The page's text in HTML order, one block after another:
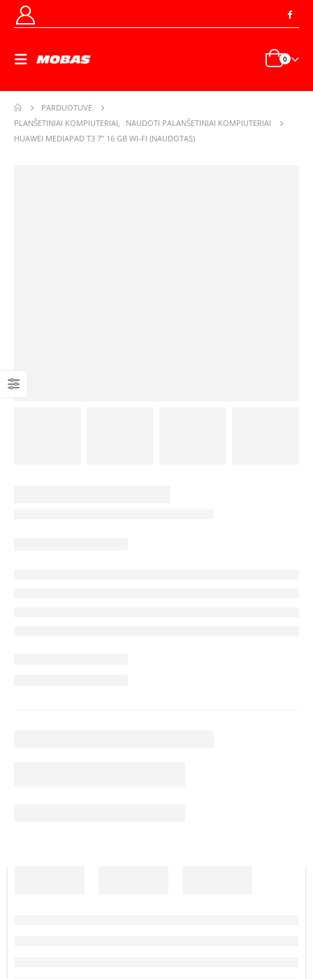
0
PARDUOTUVĖ
PLANŠETINIAI KOMPIUTERIAI,
NAUDOTI PALANŠETINIAI KOMPIUTERIAI
HUAWEI MEDIAPAD T3 7″ 16 GB WI-FI (NAUDOTAS)